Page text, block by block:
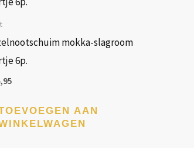
mokka-slagroom
6p.
AAN